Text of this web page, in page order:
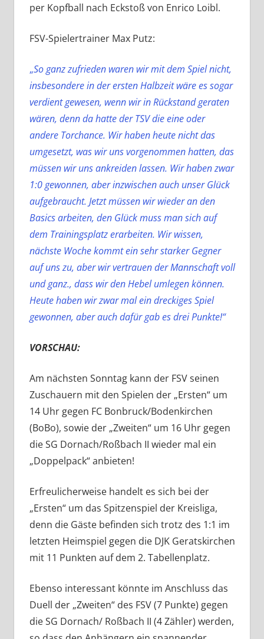
per Kopfball nach Eckstoß von Enrico Loibl.
FSV-Spielertrainer Max Putz:
„So ganz zufrieden waren wir mit dem Spiel nicht,
insbesondere in der ersten Halbzeit wäre es sogar
verdient gewesen, wenn wir in Rückstand geraten
wären, denn da hatte der TSV die eine oder
andere Torchance. Wir haben heute nicht das
umgesetzt, was wir uns vorgenommen hatten, das
müssen wir uns ankreiden lassen. Wir haben zwar
1:0 gewonnen, aber inzwischen auch unser Glück
aufgebraucht. Jetzt müssen wir wieder an den
Basics arbeiten, den Glück muss man sich auf
dem Trainingsplatz erarbeiten. Wir wissen,
nächste Woche kommt ein sehr starker Gegner
auf uns zu, aber wir vertrauen der Mannschaft voll
und ganz., dass wir den Hebel umlegen können.
Heute haben wir zwar mal ein dreckiges Spiel
gewonnen, aber auch dafür gab es drei Punkte!“
VORSCHAU:
Am nächsten Sonntag kann der FSV seinen
Zuschauern mit den Spielen der „Ersten“ um
14 Uhr gegen FC Bonbruck/Bodenkirchen
(BoBo), sowie der „Zweiten“ um 16 Uhr gegen
die SG Dornach/Roßbach II wieder mal ein
„Doppelpack“ anbieten!
Erfreulicherweise handelt es sich bei der
„Ersten“ um das Spitzenspiel der Kreisliga,
denn die Gäste befinden sich trotz des 1:1 im
letzten Heimspiel gegen die DJK Geratskirchen
mit 11 Punkten auf dem 2. Tabellenplatz.
Ebenso interessant könnte im Anschluss das
Duell der „Zweiten“ des FSV (7 Punkte) gegen
die SG Dornach/ Roßbach II (4 Zähler) werden,